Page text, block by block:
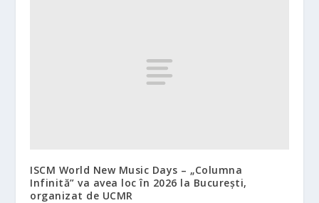
ISCM World New Music Days – „Columna
Infinită” va avea loc în 2026 la Bucureşti,
organizat de UCMR